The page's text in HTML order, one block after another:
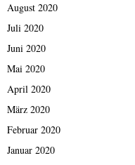
August 2020
Juli 2020
Juni 2020
Mai 2020
April 2020
März 2020
Februar 2020
Januar 2020